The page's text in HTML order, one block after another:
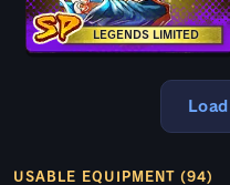
LEGENDS LIMITED
USABLE EQUIPMENT (94)